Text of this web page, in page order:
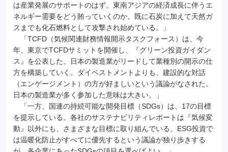
は産業発展のサポートのはず。東南アジアの経済成長に伴うエ
ネルギー需要をどう賄っていくのか。既に石炭に加えて天然ガ
スまでも化石燃料として攻撃され始めている。」
「TCFD（気候関連財務情報開示タスクフォース）は、今
年、東京でTCFDサミットを開催し、『グリーン投資ガイダン
ス』を公表した。日本の製造業がリードして業種別の開示の仕
方を構築していく。ダイベストメントよりも、建設的な対話
（エンゲージメント）の方が好ましいという議論がなされた。
日本の製造業が多く参加した意味は大きい。」
「一方、国連の持続可能な開発目標（SDGs）は、17の目標
を提示している。各社のサステナビリティレポートは『気候変
動』以外にも、さまざまな目標に取り組んでいる。ESG投資で
は温暖化防止がすべてに優先するという議論が独り歩きする